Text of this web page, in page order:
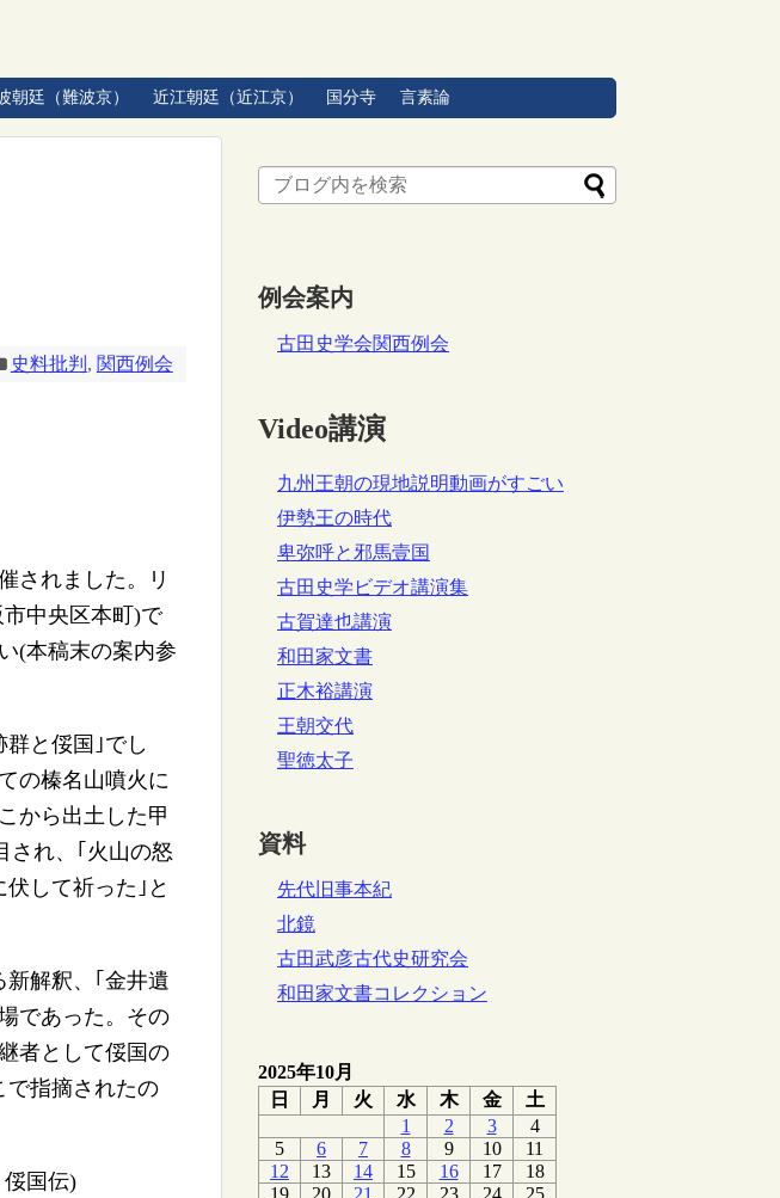
朝廷（難波京） 近江朝廷（近江京） 国分寺 言素論
史料批判 , 関西例会
されました。リ
中央区本町)で
(本稿末の案内参
と俀国｣でし
の榛名山噴火に
から出土した甲
され、｢火山の怒
して祈った｣と
解釈、｢金井遺
であった。その
者として俀国の
で指摘されたの
国伝)
例会案内
古田史学会関西例会
Video講演
九州王朝の現地説明動画がすごい
伊勢王の時代
卑弥呼と邪馬壹国
古田史学ビデオ講演集
古賀達也講演
和田家文書
正木裕講演
王朝交代
聖徳太子
資料
先代旧事本紀
北鏡
古田武彦古代史研究会
和田家文書コレクション
2025年10月
日
月 火 水 木 金
土
1
2 3
4
5
6 7 8 9 10
11
12
13 14 15 16 17
18
19
20 21 22 23 24
25